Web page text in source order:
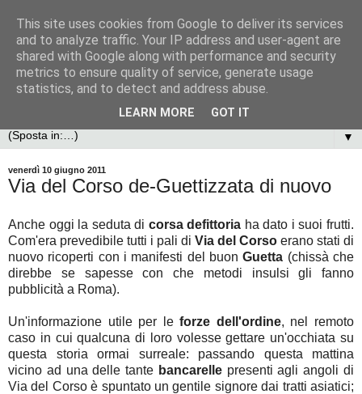
▼
venerdì 10 giugno 2011
Via del Corso de-Guettizzata di nuovo
Anche oggi la seduta di corsa defittoria ha dato i suoi frutti.
Com'era prevedibile tutti i pali di Via del Corso erano stati di
nuovo ricoperti con i manifesti del buonGuetta (chissà che
direbbe se sapesse con che metodi insulsi gli fanno
pubblicità a Roma).
Un'informazione utile per leforze dell'ordine, nel remoto
caso in cui qualcuna di loro volesse gettare un'occhiata su
questa storia ormai surreale: passando questa mattina
vicino ad una delle tante bancarellepresenti agli angoli di
Via del Corso è spuntato un gentile signore dai tratti asiatici;
This site uses cookies from Google to deliver its services
and to analyze traffic. Your IP address and user-agent are
shared with Google along with performance and security
metrics to ensure quality of service, generate usage
statistics, and to detect and address abuse.
LEARN MORE GOT IT